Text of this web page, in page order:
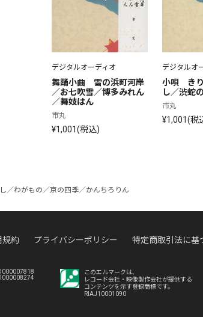
デジタルオーディオ
舞踊小曲　雪の浜町河岸
／お七吹雪／博多みれん
／舞妓はん
市丸
¥1,001(税込)
デジタルオ
小唄　き
し／渋蛇
市丸
¥1,001(税
／わがもの／京の四季／かんちろりん
規約 プライバシーポリシー 特定商取引法に基
このエルマークは、
レコード会社・映像製作会社が提供する
コンテンツを示す登録商標です。
RIAJ10001090